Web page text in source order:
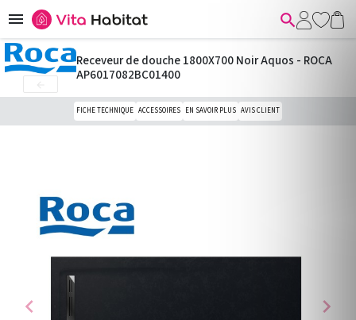
 
chevron_left chevron_right
Receveur de douche 1800X700 Noir Aquos - ROCA
AP6017082BC01400
FICHE TECHNIQUE ACCESSOIRES EN SAVOIR PLUS AVIS CLIENT